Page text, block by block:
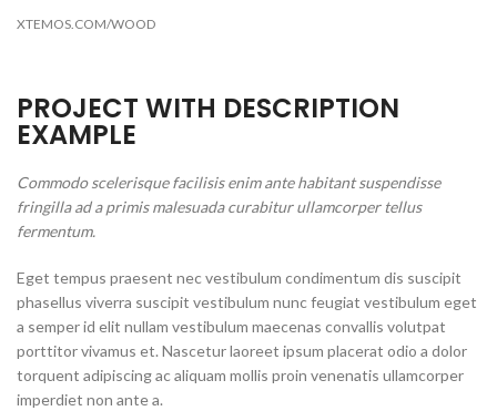
XTEMOS.COM/WOOD
PROJECT WITH DESCRIPTION
EXAMPLE
Commodo scelerisque facilisis enim ante habitant suspendisse
fringilla ad a primis malesuada curabitur ullamcorper tellus
fermentum.
Eget tempus praesent nec vestibulum condimentum dis suscipit
phasellus viverra suscipit vestibulum nunc feugiat vestibulum eget
a semper id elit nullam vestibulum maecenas convallis volutpat
porttitor vivamus et. Nascetur laoreet ipsum placerat odio a dolor
torquent adipiscing ac aliquam mollis proin venenatis ullamcorper
imperdiet non ante a.